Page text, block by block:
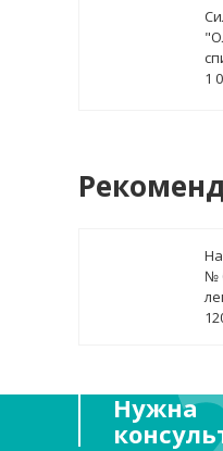
1
№
Нужна